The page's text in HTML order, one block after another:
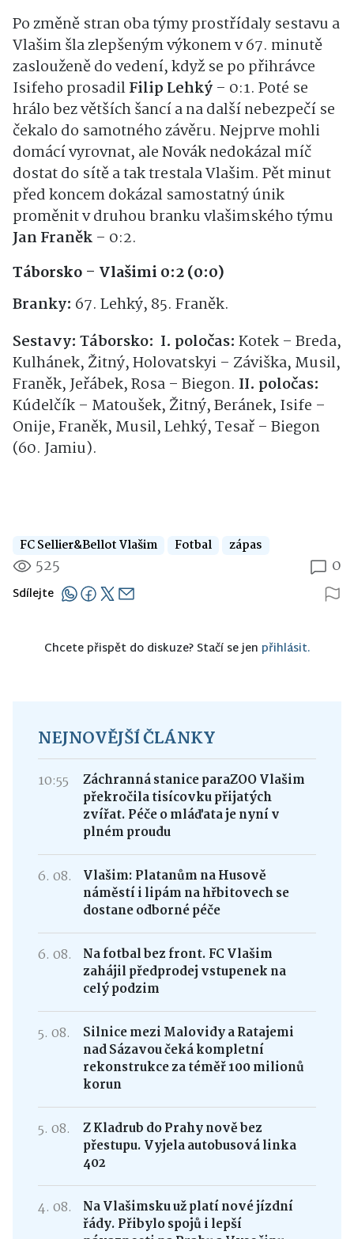
Po změně stran oba týmy prostřídaly sestavu a
Vlašim šla zlepšeným výkonem v 67. minutě
zaslouženě do vedení, když se po přihrávce
Isifeho prosadilFilip Lehký – 0:1. Poté se
hrálo bez větších šancí a na další nebezpečí se
čekalo do samotného závěru. Nejprve mohli
domácí vyrovnat, ale Novák nedokázal míč
dostat do sítě a tak trestala Vlašim. Pět minut
před koncem dokázal samostatný únik
proměnit v druhou branku vlašimského týmu
Jan Franěk – 0:2.
Táborsko – Vlašimi 0:2 (0:0)
Branky: 67. Lehký, 85. Franěk.
Sestavy: Táborsko: I. poločas: Kotek – Breda,
Kulhánek, Žitný, Holovatskyi – Záviška, Musil,
Franěk, Jeřábek, Rosa – Biegon. II. poločas:
Kúdelčík – Matoušek, Žitný, Beránek, Isife –
Onije, Franěk, Musil, Lehký, Tesař – Biegon
(60. Jamiu).
FC Sellier&Bellot Vlašim Fotbal zápas
525 0
Sdílejte
Chcete přispět do diskuze? Stačí se jen přihlásit.
NEJNOVĚJŠÍ ČLÁNKY
10:55
Záchranná stanice paraZOO Vlašim
překročila tisícovku přijatých
zvířat. Péče o mláďata je nyní v
plném proudu
6. 08.
Vlašim: Platanům na Husově
náměstí i lipám na hřbitovech se
dostane odborné péče
6. 08.
Na fotbal bez front. FC Vlašim
zahájil předprodej vstupenek na
celý podzim
5. 08.
Silnice mezi Malovidy a Ratajemi
nad Sázavou čeká kompletní
rekonstrukce za téměř 100 milionů
korun
5. 08.
Z Kladrub do Prahy nově bez
přestupu. Vyjela autobusová linka
402
4. 08.
Na Vlašimsku už platí nové jízdní
řády. Přibylo spojů i lepší